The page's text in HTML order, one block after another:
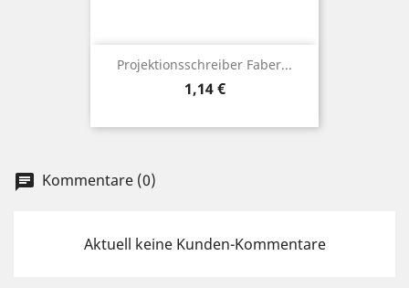
Projektionsschreiber Faber...
Preis
1,14 €
chat Kommentare (0)
Aktuell keine Kunden-Kommentare